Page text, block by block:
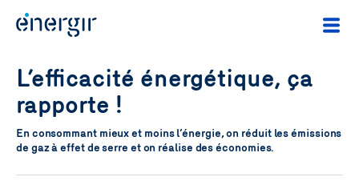
L’efficacité énergétique, ça
rapporte !
En consommant mieux et moins l’énergie, on réduit les émissions
de gaz à effet de serre et on réalise des économies.